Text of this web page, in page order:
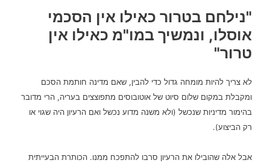
"נילחם בטרור כאילו אין הסכמי
אוסלו, ונמשיך במו"מ כאילו אין
טרור"
לא צריך להיות מומחה גדול כדי להבין, שאם מדינה חותמת הסכם
ומקבלת במקום שלום סיוט של אוטובוסים מתפוצצים בעריה, הרי מדובר
בהימור מדיניות שנכשל (ולא משנה מדוע נכשל ואם הרעיון היה שגוי או
רק הביצוע).
אבל אלה שהובילו את הרעיון סרבו להתפכח ממנו. הכותרת הבעייתית